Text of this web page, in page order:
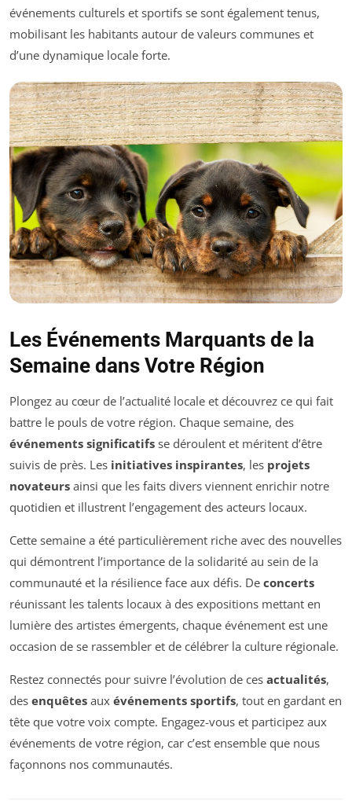
événements culturels et sportifs se sont également tenus,
mobilisant les habitants autour de valeurs communes et
d’une dynamique locale forte.
Les Événements Marquants de la
Semaine dans Votre Région
Plongez au cœur de l’actualité locale et découvrez ce qui fait
battre le pouls de votre région. Chaque semaine, des
événements significatifs se déroulent et méritent d’être
suivis de près. Les initiatives inspirantes, les projets
novateurs ainsi que les faits divers viennent enrichir notre
quotidien et illustrent l’engagement des acteurs locaux.
Cette semaine a été particulièrement riche avec des nouvelles
qui démontrent l’importance de la solidarité au sein de la
communauté et la résilience face aux défis. De concerts
réunissant les talents locaux à des expositions mettant en
lumière des artistes émergents, chaque événement est une
occasion de se rassembler et de célébrer la culture régionale.
Restez connectés pour suivre l’évolution de ces actualités,
des enquêtes aux événements sportifs, tout en gardant en
tête que votre voix compte. Engagez-vous et participez aux
événements de votre région, car c’est ensemble que nous
façonnons nos communautés.